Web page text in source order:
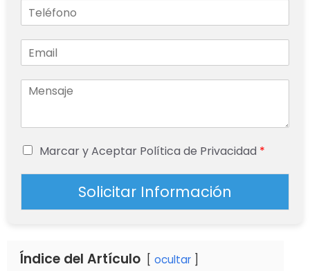
Marcar y Aceptar Política de Privacidad *
Solicitar Información
Índice del Artículo ocultar